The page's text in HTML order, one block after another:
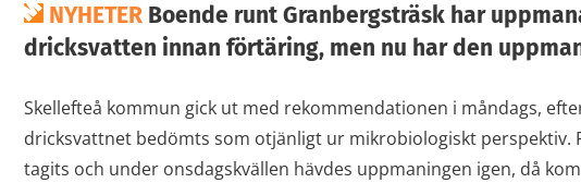
NYHETERBoende runt Granbergsträsk har
dricksvatten innan förtäring, men nu har den
Skellefteå kommun gick ut med rekommendationen i måndags,
dricksvattnet bedömts som otjänligt ur mikrobiologiskt perspektiv.
tagits och under onsdagskvällen hävdes uppmaningen igen, då